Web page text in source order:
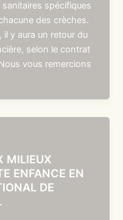
spécifiques
des crèches.
il y aura un retour du
selon le contrat
vous remercions
MILIEUX
ENFANCE EN
DE